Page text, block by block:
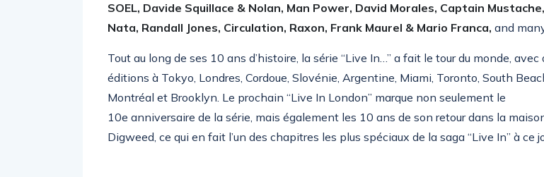
SOEL, Davide Squillace & Nolan, Man Power, David Morales, Captain
Nata, Randall Jones, Circulation, Raxon, Frank Maurel & Mario Franca, and
Tout au long de ses 10 ans d’histoire, la série “Live In…” a fait le tour du monde, avec
éditions à Tokyo, Londres, Cordoue, Slovénie, Argentine, Miami, Toronto, South
Montréal et Brooklyn. Le prochain “Live In London” marque non seulement le
10e anniversaire de la série, mais également les 10 ans de son retour dans la
Digweed, ce qui en fait l’un des chapitres les plus spéciaux de la saga “Live In” à ce